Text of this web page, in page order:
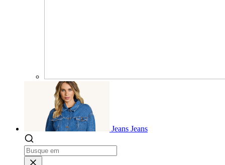
Jeans Jeans